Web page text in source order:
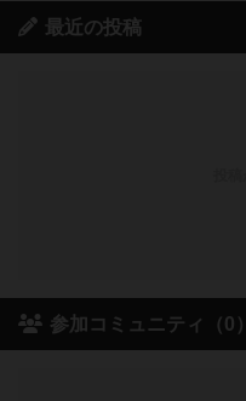
最近の投稿
参加コミュニティ（0）